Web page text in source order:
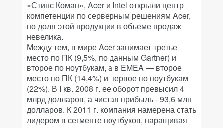
«Стинс Коман», Acer и Intel открыли центр
компетенции по серверным решениям Acer,
но доля этой продукции в объеме продаж
невелика.
Между тем, в мире Acer занимает третье
место по ПК (9,5%, по данным Gartner) и
второе по ноутбукам, а в EMEA — второе
место по ПК (14,4%) и первое по ноутбукам
(22%). В I кв. 2008 г. ее оборот превысил 4
млрд долларов, а чистая прибыль - 93,6 млн
долларов. К 2011 г. компания намерена стать
лидером в сегменте ноутбуков, наращивая